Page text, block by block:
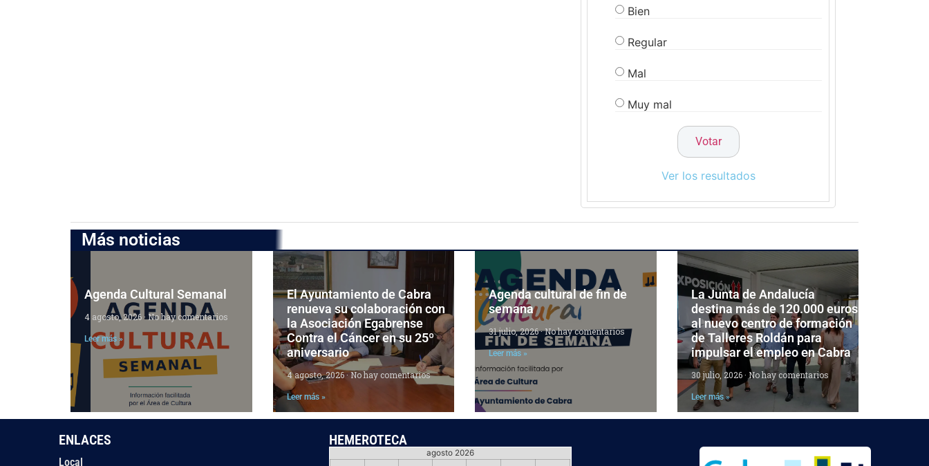
Bien
Regular
Mal
Muy mal
Ver los resultados
Más noticias
Agenda Cultural Semanal
4 agosto, 2026 No hay comentarios
Leer más »
El Ayuntamiento de Cabra
renueva su colaboración con
la Asociación Egabrense
Contra el Cáncer en su 25º
aniversario
4 agosto, 2026 No hay comentarios
Leer más »
Agenda cultural de fin de
semana
31 julio, 2026No hay comentarios
Leer más »
La Junta de Andalucía
destina más de 120.000 euros
al nuevo centro de formación
de Talleres Roldán para
impulsar el empleo en Cabra
30 julio, 2026 No hay comentarios
Leer más »
ENLACES
Local
HEMEROTECA
agosto 2026